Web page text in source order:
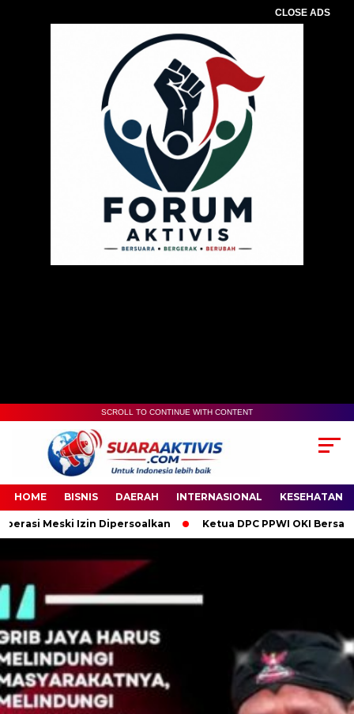
CLOSE ADS
00:00
SCROLL TO CONTINUE WITH CONTENT
HOME BISNIS DAERAH INTERNASIONAL KESEHATAN
Dipersoalkan Ketua DPC PPWI OKI Bersama Pengurus